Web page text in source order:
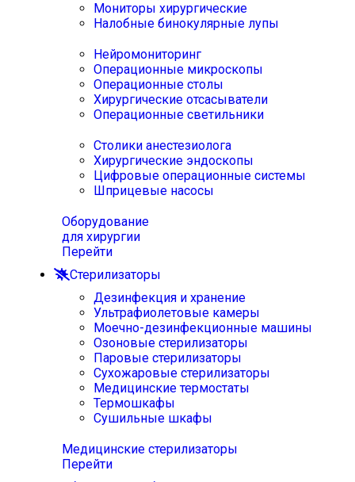
Мониторы хирургические
Налобные бинокулярные лупы
Нейромониторинг
Операционные микроскопы
Операционные столы
Хирургические отсасыватели
Операционные светильники
Столики анестезиолога
Хирургические эндоскопы
Цифровые операционные системы
Шприцевые насосы
Оборудование
для хирургии
Перейти
Стерилизаторы
Дезинфекция и хранение
Ультрафиолетовые камеры
Моечно-дезинфекционные машины
Озоновые стерилизаторы
Паровые стерилизаторы
Сухожаровые стерилизаторы
Медицинские термостаты
Термошкафы
Сушильные шкафы
Медицинские стерилизаторы
Перейти